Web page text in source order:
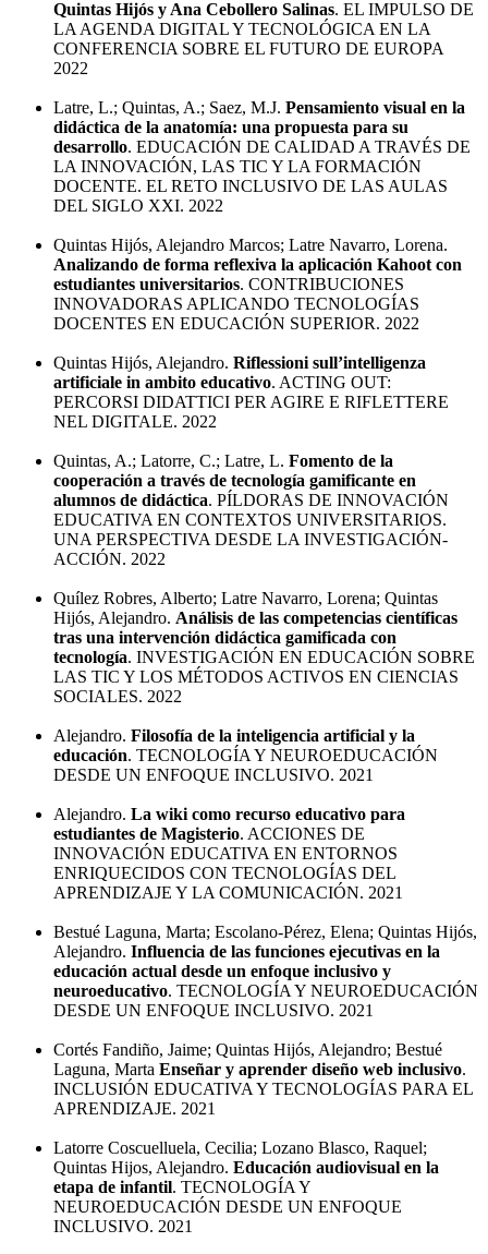
Quintas Hijós y Ana Cebollero Salinas. EL IMPULSO DE
LA AGENDA DIGITAL Y TECNOLÓGICA EN LA
CONFERENCIA SOBRE EL FUTURO DE EUROPA
2022
Latre, L.; Quintas, A.; Saez, M.J. Pensamiento visual en la
didáctica de la anatomía: una propuesta para su
desarrollo. EDUCACIÓN DE CALIDAD A TRAVÉS DE
LA INNOVACIÓN, LAS TIC Y LA FORMACIÓN
DOCENTE. EL RETO INCLUSIVO DE LAS AULAS
DEL SIGLO XXI. 2022
Quintas Hijós, Alejandro Marcos; Latre Navarro, Lorena.
Analizando de forma reflexiva la aplicación Kahoot con
estudiantes universitarios. CONTRIBUCIONES
INNOVADORAS APLICANDO TECNOLOGÍAS
DOCENTES EN EDUCACIÓN SUPERIOR. 2022
Quintas Hijós, Alejandro. Riflessioni sull’intelligenza
artificiale in ambito educativo. ACTING OUT:
PERCORSI DIDATTICI PER AGIRE E RIFLETTERE
NEL DIGITALE. 2022
Quintas, A.; Latorre, C.; Latre, L. Fomento de la
cooperación a través de tecnología gamificante en
alumnos de didáctica. PÍLDORAS DE INNOVACIÓN
EDUCATIVA EN CONTEXTOS UNIVERSITARIOS.
UNA PERSPECTIVA DESDE LA INVESTIGACIÓN-
ACCIÓN. 2022
Quílez Robres, Alberto; Latre Navarro, Lorena; Quintas
Hijós, Alejandro. Análisis de las competencias científicas
tras una intervención didáctica gamificada con
tecnología. INVESTIGACIÓN EN EDUCACIÓN SOBRE
LAS TIC Y LOS MÉTODOS ACTIVOS EN CIENCIAS
SOCIALES. 2022
Alejandro. Filosofía de la inteligencia artificial y la
educación. TECNOLOGÍA Y NEUROEDUCACIÓN
DESDE UN ENFOQUE INCLUSIVO. 2021
Alejandro. La wiki como recurso educativo para
estudiantes de Magisterio. ACCIONES DE
INNOVACIÓN EDUCATIVA EN ENTORNOS
ENRIQUECIDOS CON TECNOLOGÍAS DEL
APRENDIZAJE Y LA COMUNICACIÓN. 2021
Bestué Laguna, Marta; Escolano-Pérez, Elena; Quintas Hijós,
Alejandro. Influencia de las funciones ejecutivas en la
educación actual desde un enfoque inclusivo y
neuroeducativo. TECNOLOGÍA Y NEUROEDUCACIÓN
DESDE UN ENFOQUE INCLUSIVO. 2021
Cortés Fandiño, Jaime; Quintas Hijós, Alejandro; Bestué
Laguna, Marta Enseñar y aprender diseño web inclusivo.
INCLUSIÓN EDUCATIVA Y TECNOLOGÍAS PARA EL
APRENDIZAJE. 2021
Latorre Coscuelluela, Cecilia; Lozano Blasco, Raquel;
Quintas Hijos, Alejandro. Educación audiovisual en la
etapa de infantil. TECNOLOGÍA Y
NEUROEDUCACIÓN DESDE UN ENFOQUE
INCLUSIVO. 2021